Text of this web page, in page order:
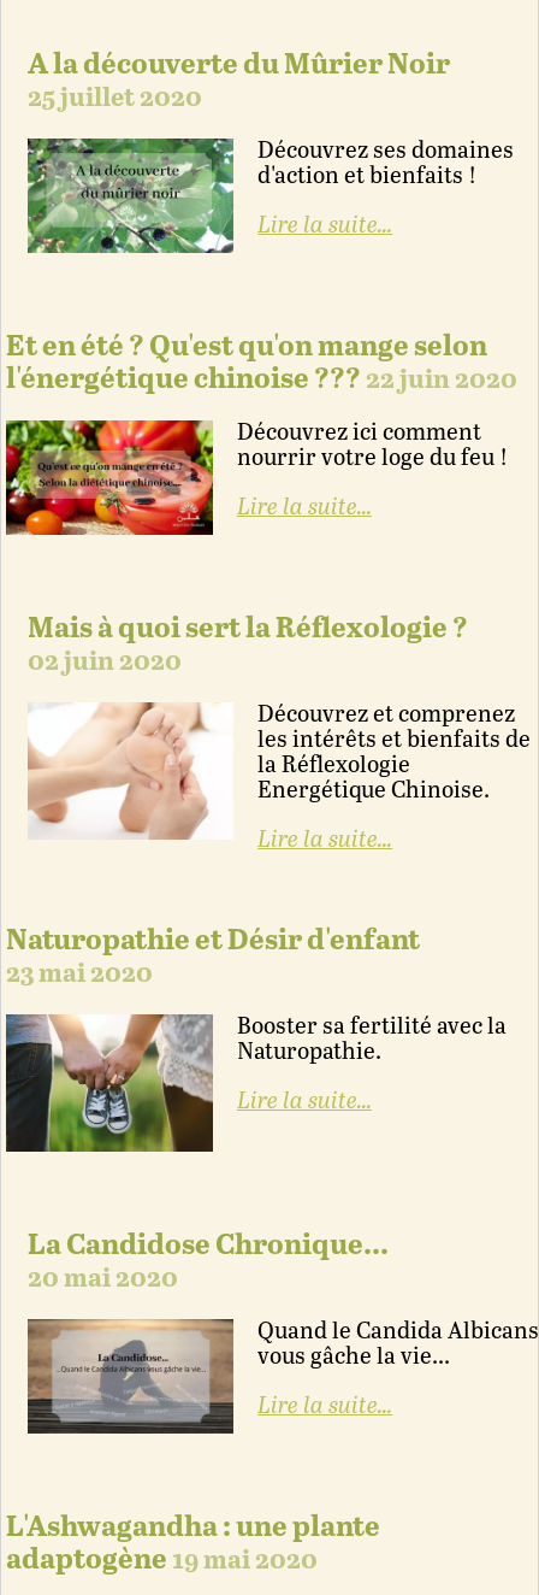
A la découverte du Mûrier Noir
25 juillet 2020
Découvrez ses domaines
d'action et bienfaits !
Lire la suite...
Et en été ? Qu'est qu'on mange selon
l'énergétique chinoise ??? 22 juin 2020
Découvrez ici comment
nourrir votre loge du feu !
Lire la suite...
Mais à quoi sert la Réflexologie ?
02 juin 2020
Découvrez et comprenez
les intérêts et bienfaits de
la Réflexologie
Energétique Chinoise.
Lire la suite...
Naturopathie et Désir d'enfant
23 mai 2020
Booster sa fertilité avec la
Naturopathie.
Lire la suite...
La Candidose Chronique...
20 mai 2020
Quand le Candida Albicans
vous gâche la vie...
Lire la suite...
L'Ashwagandha : une plante
adaptogène 19 mai 2020